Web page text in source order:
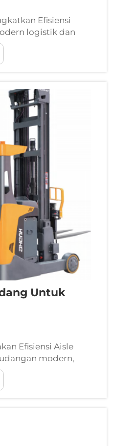
Efisiensi
logistik dan
tinggi,
barang secara
usaha ekstra bukan
operasional.
Untuk
Efisiensi Aisle
modern,
komoditas
dikelola suatu
tuntutan